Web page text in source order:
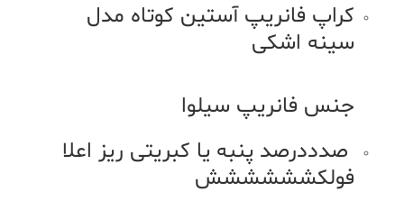
کراپ فانریپ آستین کوتاه مدل
سینه اشکی
جنس فانریپ سیلوا
صدددرصد پنبه یا کبریتی ریز اعلا
فولکشششششش